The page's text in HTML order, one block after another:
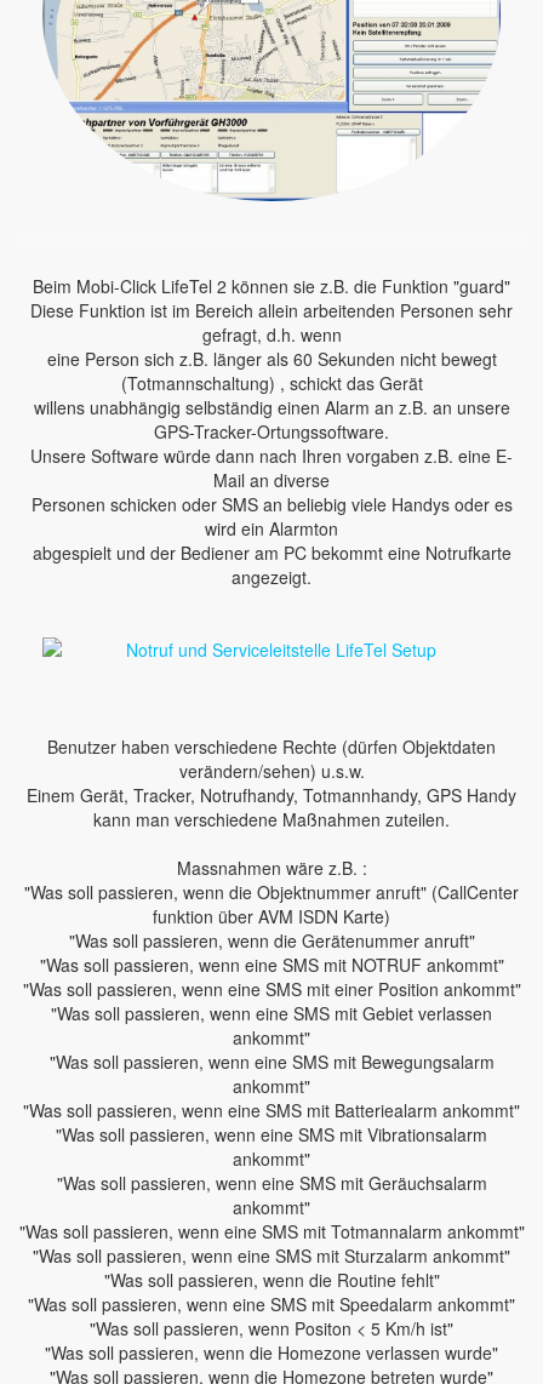
Beim Mobi-Click LifeTel 2 können sie z.B. die Funktion "guard"
Diese Funktion ist im Bereich allein arbeitenden Personen sehr
gefragt, d.h. wenn
eine Person sich z.B. länger als 60 Sekunden nicht bewegt
(Totmannschaltung) , schickt das Gerät
willens unabhängig selbständig einen Alarm an z.B. an unsere
GPS-Tracker-Ortungssoftware.
Unsere Software würde dann nach Ihren vorgaben z.B. eine E-
Mail an diverse
Personen schicken oder SMS an beliebig viele Handys oder es
wird ein Alarmton
abgespielt und der Bediener am PC bekommt eine Notrufkarte
angezeigt.
Benutzer haben verschiedene Rechte (dürfen Objektdaten
verändern/sehen) u.s.w.
Einem Gerät, Tracker, Notrufhandy, Totmannhandy, GPS Handy
kann man verschiedene Maßnahmen zuteilen.
Massnahmen wäre z.B. :
"Was soll passieren, wenn die Objektnummer anruft" (CallCenter
funktion über AVM ISDN Karte)
"Was soll passieren, wenn die Gerätenummer anruft"
"Was soll passieren, wenn eine SMS mit NOTRUF ankommt"
"Was soll passieren, wenn eine SMS mit einer Position ankommt"
"Was soll passieren, wenn eine SMS mit Gebiet verlassen
ankommt"
"Was soll passieren, wenn eine SMS mit Bewegungsalarm
ankommt"
"Was soll passieren, wenn eine SMS mit Batteriealarm ankommt"
"Was soll passieren, wenn eine SMS mit Vibrationsalarm
ankommt"
"Was soll passieren, wenn eine SMS mit Geräuchsalarm
ankommt"
"Was soll passieren, wenn eine SMS mit Totmannalarm ankommt"
"Was soll passieren, wenn eine SMS mit Sturzalarm ankommt"
"Was soll passieren, wenn die Routine fehlt"
"Was soll passieren, wenn eine SMS mit Speedalarm ankommt"
"Was soll passieren, wenn Positon < 5 Km/h ist"
"Was soll passieren, wenn die Homezone verlassen wurde"
"Was soll passieren, wenn die Homezone betreten wurde"